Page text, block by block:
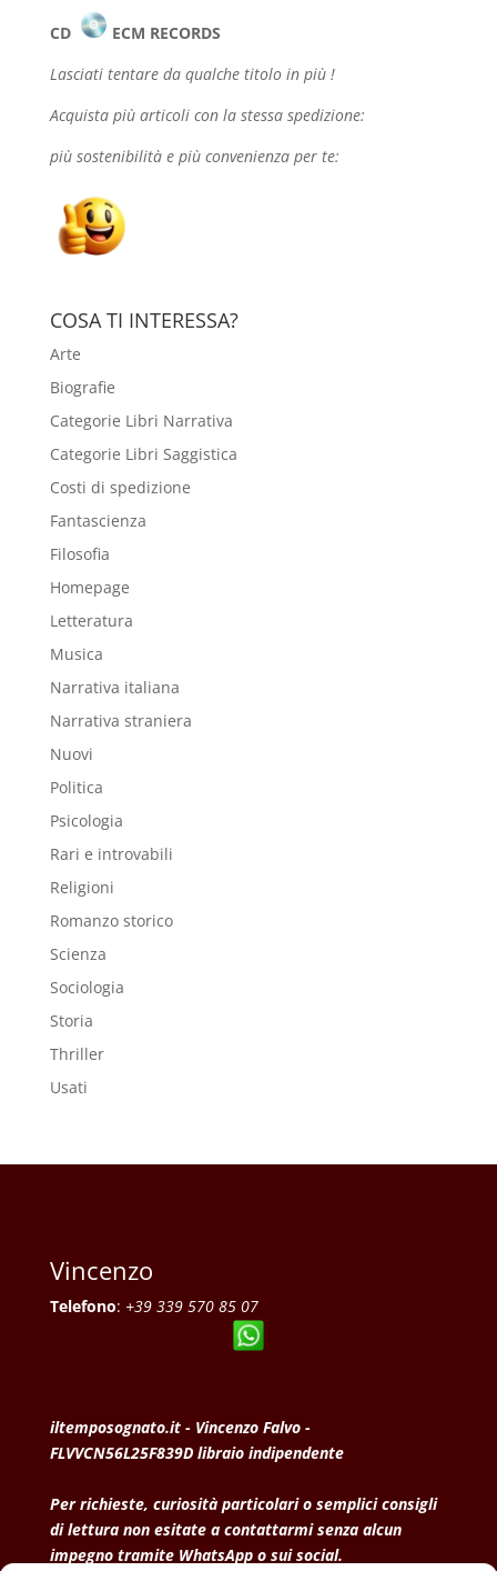
CD
ECM RECORDS
Lasciati tentare da qualche titolo in più !
Acquista più articoli con la stessa spedizione:
più sostenibilità e più convenienza per te:
COSA TI INTERESSA?
Arte
Biografie
Categorie Libri Narrativa
Categorie Libri Saggistica
Costi di spedizione
Fantascienza
Filosofia
Homepage
Letteratura
Musica
Narrativa italiana
Narrativa straniera
Nuovi
Politica
Psicologia
Rari e introvabili
Religioni
Romanzo storico
Scienza
Sociologia
Storia
Thriller
Usati
Vincenzo
Telefono: +39 339 570 85 07
iltemposognato.it - Vincenzo Falvo -
FLVVCN56L25F839D libraio indipendente
Per richieste, curiosità particolari o semplici consigli
di lettura non esitate a contattarmi senza alcun
impegno tramite WhatsApp o sui social.